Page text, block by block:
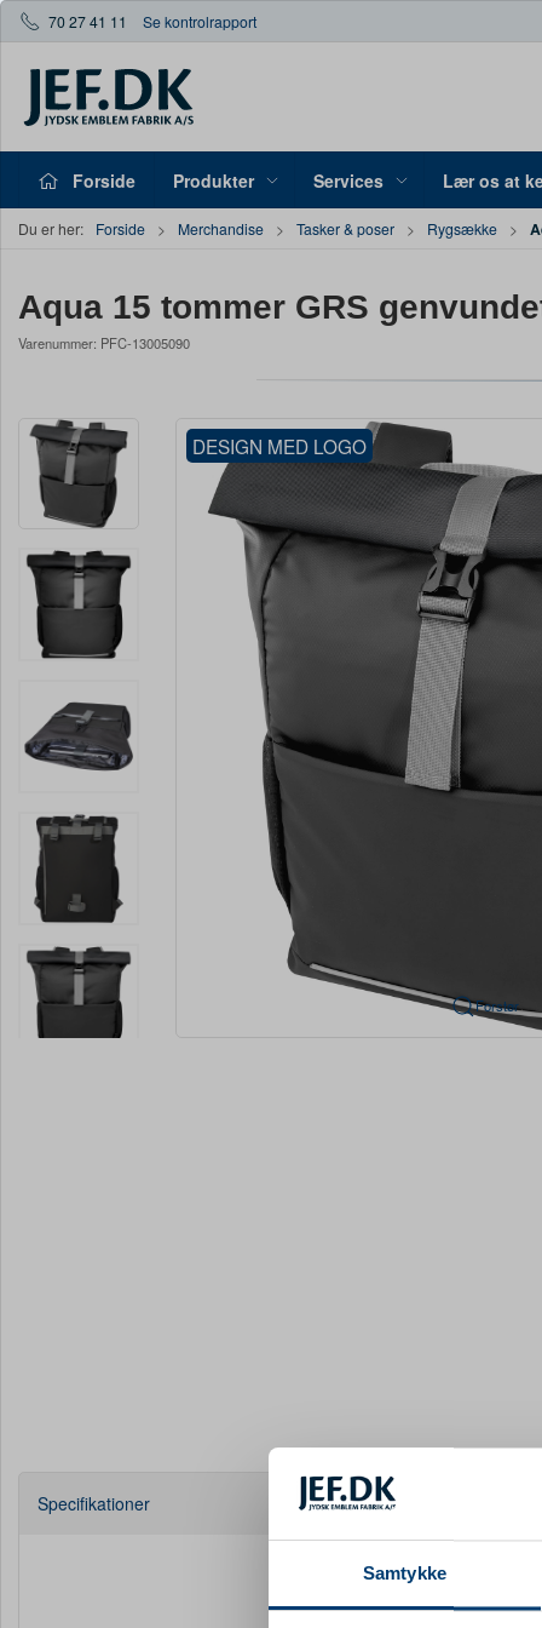
Samtykke
70 27 41 11 Se kontrolrapport
Forside Produkter Services Lær os at
Du er her: Forside Merchandise Tasker & poser Rygsække
Aqua 15 tommer GRS
Varenummer: PFC-13005090
DESIGN MED LOGO
Forstør
Specifikationer
Farve
Materiale